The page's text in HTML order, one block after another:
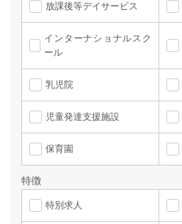
放課後等デイサービス
インターナショナルスク
ール
乳児院
児童発達支援施設
保育園
特徴
特別求人